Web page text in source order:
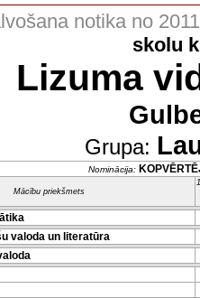
notika no
skolu
Lizuma
Grupa:
Nominācija:
Mācību priekšmets
valoda un literatūra